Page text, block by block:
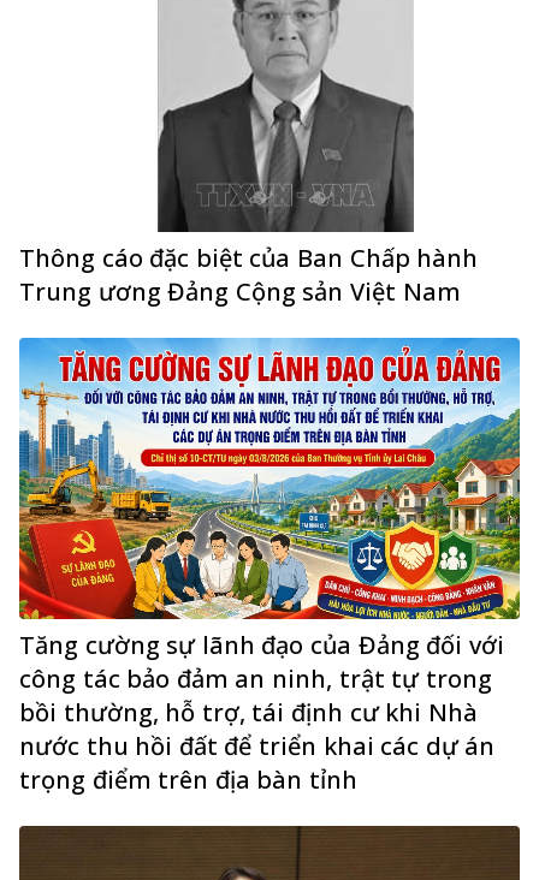
Thông cáo đặc biệt của Ban Chấp hành
Trung ương Đảng Cộng sản Việt Nam
Tăng cường sự lãnh đạo của Đảng đối với
công tác bảo đảm an ninh, trật tự trong
bồi thường, hỗ trợ, tái định cư khi Nhà
nước thu hồi đất để triển khai các dự án
trọng điểm trên địa bàn tỉnh